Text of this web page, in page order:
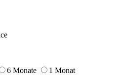
6 Monate
1 Monat